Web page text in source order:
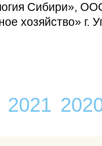
Сибири»,
хозяйство» г.
2021